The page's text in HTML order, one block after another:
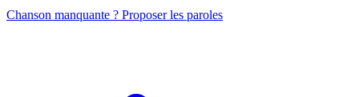
Chanson manquante ? Proposer les paroles